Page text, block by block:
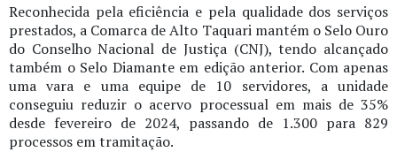
Reconhecida pela eficiência e pela qualidade dos serviços
prestados, a Comarca de Alto Taquari mantém o Selo Ouro
do Conselho Nacional de Justiça (CNJ), tendo alcançado
também o Selo Diamante em edição anterior. Com apenas
uma vara e uma equipe de 10 servidores, a unidade
conseguiu reduzir o acervo processual em mais de 35%
desde fevereiro de 2024, passando de 1.300 para 829
processos em tramitação.